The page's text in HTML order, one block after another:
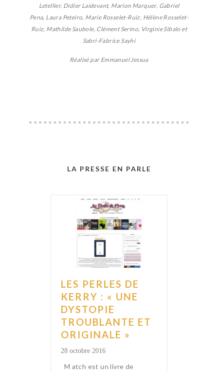
Letellier, Didier Laidevant, Marion Marquer, Gabriel
Pena, Laura Peteiro, Marie Rosselet-Ruiz, Hélène Rosselet-
Ruiz, Mathilde Saubole, Clément Serino, Virginie Sibalo et
Sabri-Fabrice Sayhi
Réalisé par Emmanuel Jessua
LA PRESSE EN PARLE
LES PERLES DE
KERRY : « UNE
DYSTOPIE
TROUBLANTE ET
ORIGINALE »
28 octobre 2016
M atch est un livre de